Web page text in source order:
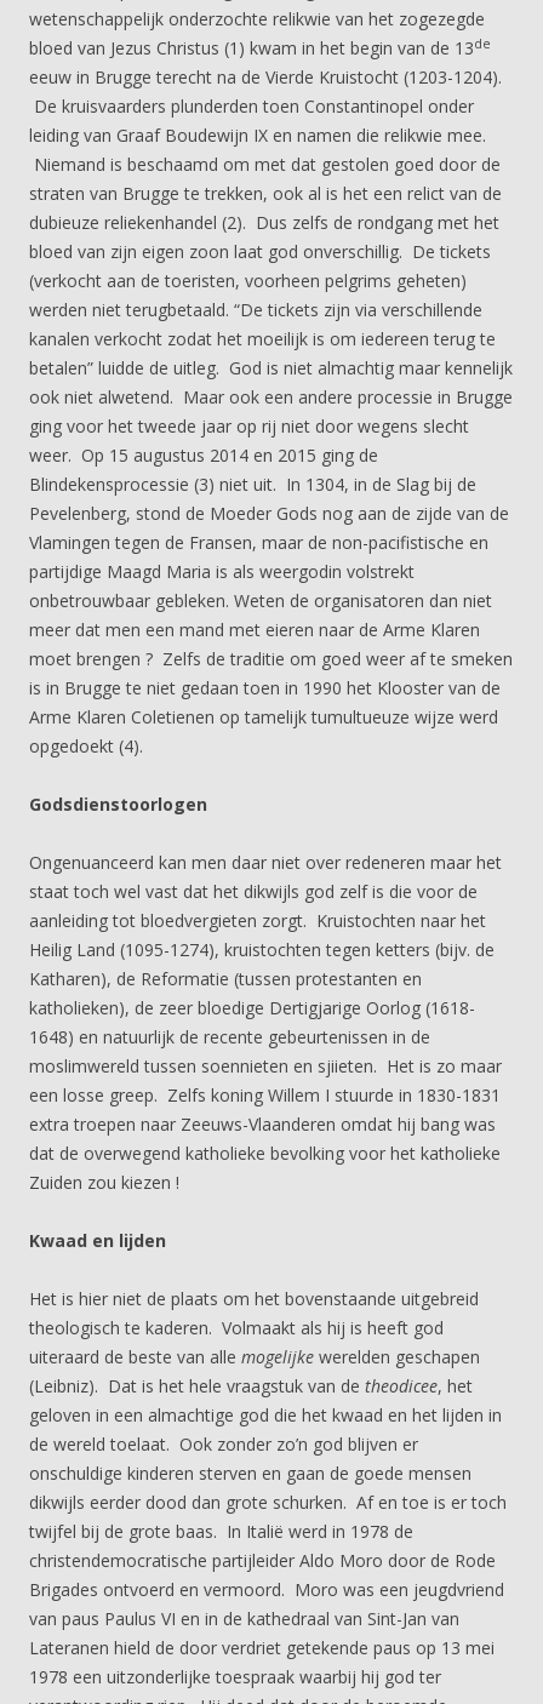
wetenschappelijk onderzochte relikwie van het zogezegde
bloed van Jezus Christus (1) kwam in het begin van de 13de
eeuw in Brugge terecht na de Vierde Kruistocht (1203-1204).
De kruisvaarders plunderden toen Constantinopel onder
leiding van Graaf Boudewijn IX en namen die relikwie mee.
Niemand is beschaamd om met dat gestolen goed door de
straten van Brugge te trekken, ook al is het een relict van de
dubieuze reliekenhandel (2). Dus zelfs de rondgang met het
bloed van zijn eigen zoon laat god onverschillig. De tickets
(verkocht aan de toeristen, voorheen pelgrims geheten)
werden niet terugbetaald. “De tickets zijn via verschillende
kanalen verkocht zodat het moeilijk is om iedereen terug te
betalen” luidde de uitleg. God is niet almachtig maar kennelijk
ook niet alwetend. Maar ook een andere processie in Brugge
ging voor het tweede jaar op rij niet door wegens slecht
weer. Op 15 augustus 2014 en 2015 ging de
Blindekensprocessie (3) niet uit. In 1304, in de Slag bij de
Pevelenberg, stond de Moeder Gods nog aan de zijde van de
Vlamingen tegen de Fransen, maar de non-pacifistische en
partijdige Maagd Maria is als weergodin volstrekt
onbetrouwbaar gebleken. Weten de organisatoren dan niet
meer dat men een mand met eieren naar de Arme Klaren
moet brengen ? Zelfs de traditie om goed weer af te smeken
is in Brugge te niet gedaan toen in 1990 het Klooster van de
Arme Klaren Coletienen op tamelijk tumultueuze wijze werd
opgedoekt (4).
Godsdienstoorlogen
Ongenuanceerd kan men daar niet over redeneren maar het
staat toch wel vast dat het dikwijls god zelf is die voor de
aanleiding tot bloedvergieten zorgt. Kruistochten naar het
Heilig Land (1095-1274), kruistochten tegen ketters (bijv. de
Katharen), de Reformatie (tussen protestanten en
katholieken), de zeer bloedige Dertigjarige Oorlog (1618-
1648) en natuurlijk de recente gebeurtenissen in de
moslimwereld tussen soennieten en sjiieten. Het is zo maar
een losse greep. Zelfs koning Willem I stuurde in 1830-1831
extra troepen naar Zeeuws-Vlaanderen omdat hij bang was
dat de overwegend katholieke bevolking voor het katholieke
Zuiden zou kiezen !
Kwaad en lijden
Het is hier niet de plaats om het bovenstaande uitgebreid
theologisch te kaderen. Volmaakt als hij is heeft god
uiteraard de beste van alle mogelijke werelden geschapen
(Leibniz). Dat is het hele vraagstuk van de theodicee, het
geloven in een almachtige god die het kwaad en het lijden in
de wereld toelaat. Ook zonder zo’n god blijven er
onschuldige kinderen sterven en gaan de goede mensen
dikwijls eerder dood dan grote schurken. Af en toe is er toch
twijfel bij de grote baas. In Italië werd in 1978 de
christendemocratische partijleider Aldo Moro door de Rode
Brigades ontvoerd en vermoord. Moro was een jeugdvriend
van paus Paulus VI en in de kathedraal van Sint-Jan van
Lateranen hield de door verdriet getekende paus op 13 mei
1978 een uitzonderlijke toespraak waarbij hij god ter